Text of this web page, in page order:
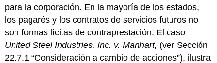
para la corporación. En la mayoría de los estados,
los pagarés y los contratos de servicios futuros no
son formas lícitas de contraprestación. El caso
United Steel Industries, Inc. v. Manhart, (ver Sección
22.7.1 “Consideración a cambio de acciones”), ilustra